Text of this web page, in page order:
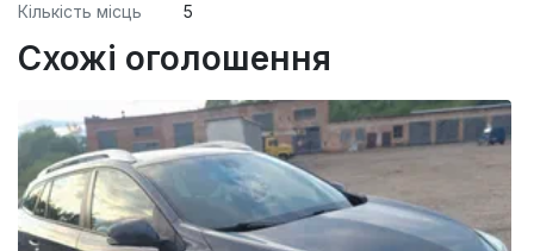
Кількість місць 5
Схожі оголошення